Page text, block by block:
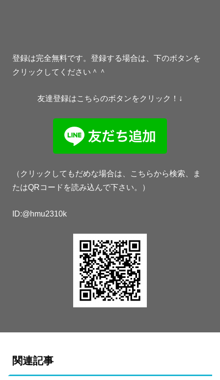
登録は完全無料です。登録する場合は、下のボタンを
クリックしてください＾＾
友達登録はこちらのボタンをクリック！↓
（クリックしてもだめな場合は、こちらから検索、ま
たはQRコードを読み込んで下さい。）
ID:@hmu2310k
関連記事